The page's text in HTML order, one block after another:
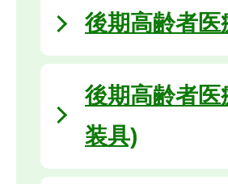
後期高齢者
後期高齢者
装具)